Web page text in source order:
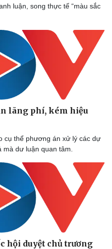
Ô tô - Xe máy
Xe máy
Tư vấn
luận, song thực tế “màu sắc
lãng phí, kém hiệu
cụ thể phương án xử lý các dự
mà dư luận quan tâm.
hội duyệt chủ trương